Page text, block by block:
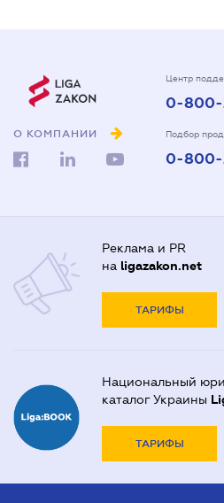
О КОМПАНИИ
Центр
0-800-
Подбор
0-800-
Реклама и PR
на ligazakon.net
ТАРИФЫ
Национальный
каталог Украины
ТАРИФЫ